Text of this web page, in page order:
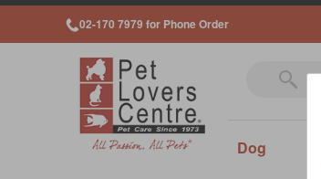
02-170 7979 for Phone Order
Dog